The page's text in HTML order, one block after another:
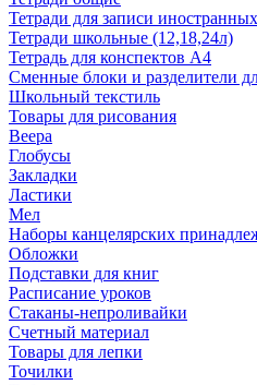
Тетради для записи
Тетради школьные (12,18,24л)
Тетрадь для конспектов А4
Сменные блоки и разделители
Школьный текстиль
Товары для рисования
Веера
Глобусы
Закладки
Ластики
Мел
Наборы канцелярских
Обложки
Подставки для книг
Расписание уроков
Стаканы-непроливайки
Счетный материал
Товары для лепки
Точилки